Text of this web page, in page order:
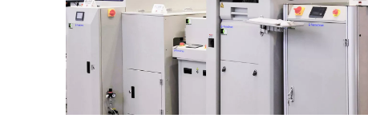
26 Νοεμβρίου 2024